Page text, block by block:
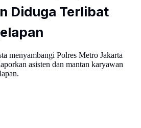
Diduga Terlibat
menyambangi Polres Metro Jakarta
asisten dan mantan karyawan